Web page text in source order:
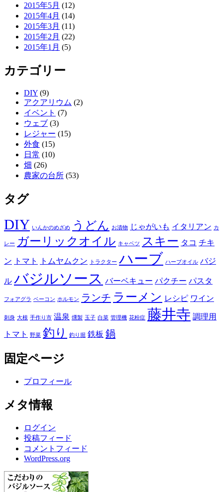
2015年5月 (12)
2015年4月 (14)
2015年3月 (11)
2015年2月 (22)
2015年1月 (5)
カテゴリー
DIY (9)
アクアリウム (2)
イベント (7)
ウェブ (3)
レジャー (15)
外食 (15)
日常 (10)
畑 (26)
農家の台所 (53)
タグ
DIY いんかのめざめ うどん お漬物 じゃがいも イタリアン カ
レー ガーリックオイル キャベツ スキー タコ チキ
ン トマト トムヤムクン トラクター ハーブ ハーブオイル バジ
ル バジルソース バーベキュー パクチー パスタ
フォアグラ ベーコン ホルモン ランチ ラーメン レシピ ワイン
刺身 大根 手作り市 温泉 燻製 玉子 白菜 管理機 花粉症 藤井寺 調理用
トマト 野菜 釣り 釣り堀 鉄板 鍋
固定ページ
プロフィール
メタ情報
ログイン
投稿フィード
コメントフィード
WordPress.org